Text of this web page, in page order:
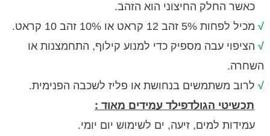
החיצוני הוא הזהב.
12 קראט או 10% זהב 10 קראט.
עבה מספיק כדי למנוע קילוף, התחמצנות או
משתמשים בנחושת או פליז לשכבה הפנימית.
הגולדפילד עמידים מאוד :
למים, זיעה, ים לשימוש יום יומי.